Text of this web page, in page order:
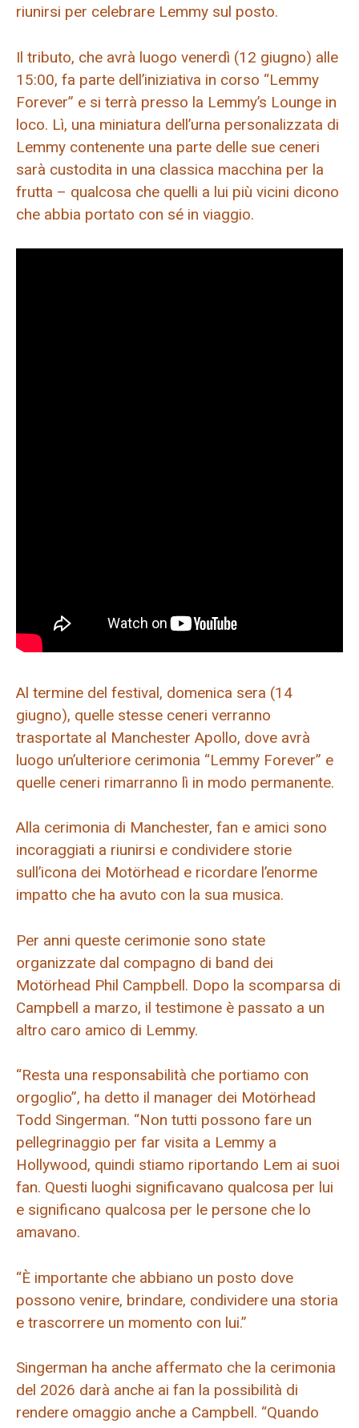
riunirsi per celebrare Lemmy sul posto.
Il tributo, che avrà luogo venerdì (12 giugno) alle
15:00, fa parte dell’iniziativa in corso “Lemmy
Forever” e si terrà presso la Lemmy’s Lounge in
loco. Lì, una miniatura dell’urna personalizzata di
Lemmy contenente una parte delle sue ceneri
sarà custodita in una classica macchina per la
frutta – qualcosa che quelli a lui più vicini dicono
che abbia portato con sé in viaggio.
Al termine del festival, domenica sera (14
giugno), quelle stesse ceneri verranno
trasportate al Manchester Apollo, dove avrà
luogo un’ulteriore cerimonia “Lemmy Forever” e
quelle ceneri rimarranno lì in modo permanente.
Alla cerimonia di Manchester, fan e amici sono
incoraggiati a riunirsi e condividere storie
sull’icona dei Motörhead e ricordare l’enorme
impatto che ha avuto con la sua musica.
Per anni queste cerimonie sono state
organizzate dal compagno di band dei
Motörhead Phil Campbell. Dopo la scomparsa di
Campbell a marzo, il testimone è passato a un
altro caro amico di Lemmy.
“Resta una responsabilità che portiamo con
orgoglio”, ha detto il manager dei Motörhead
Todd Singerman. “Non tutti possono fare un
pellegrinaggio per far visita a Lemmy a
Hollywood, quindi stiamo riportando Lem ai suoi
fan. Questi luoghi significavano qualcosa per lui
e significano qualcosa per le persone che lo
amavano.
“È importante che abbiano un posto dove
possono venire, brindare, condividere una storia
e trascorrere un momento con lui.”
Singerman ha anche affermato che la cerimonia
del 2026 darà anche ai fan la possibilità di
rendere omaggio anche a Campbell. “Quando